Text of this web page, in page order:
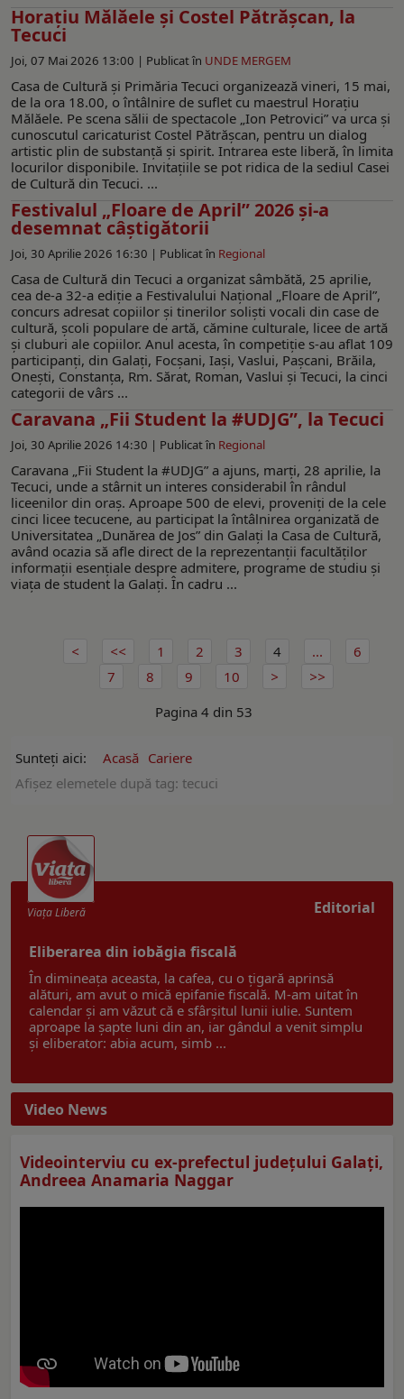
Horațiu Mălăele și Costel Pătrășcan, la
Tecuci
Joi, 07 Mai 2026 13:00 | Publicat în UNDE MERGEM
Casa de Cultură și Primăria Tecuci organizează vineri, 15 mai,
de la ora 18.00, o întâlnire de suflet cu maestrul Horațiu
Mălăele. Pe scena sălii de spectacole „Ion Petrovici” va urca și
cunoscutul caricaturist Costel Pătrășcan, pentru un dialog
artistic plin de substanță și spirit. Intrarea este liberă, în limita
locurilor disponibile. Invitațiile se pot ridica de la sediul Casei
de Cultură din Tecuci. ...
Festivalul „Floare de April” 2026 și-a
desemnat câștigătorii
Joi, 30 Aprilie 2026 16:30 | Publicat în Regional
Casa de Cultură din Tecuci a organizat sâmbătă, 25 aprilie,
cea de-a 32-a ediție a Festivalului Național „Floare de April”,
concurs adresat copiilor și tinerilor soliști vocali din case de
cultură, școli populare de artă, cămine culturale, licee de artă
şi cluburi ale copiilor. Anul acesta, în competiţie s-au aflat 109
participanți, din Galați, Focșani, Iași, Vaslui, Pașcani, Brăila,
Onești, Constanța, Rm. Sărat, Roman, Vaslui și Tecuci, la cinci
categorii de vârs ...
Caravana „Fii Student la #UDJG”, la Tecuci
Joi, 30 Aprilie 2026 14:30 | Publicat în Regional
Caravana „Fii Student la #UDJG” a ajuns, marţi, 28 aprilie, la
Tecuci, unde a stârnit un interes considerabil în rândul
liceenilor din oraș. Aproape 500 de elevi, proveniți de la cele
cinci licee tecucene, au participat la întâlnirea organizată de
Universitatea „Dunărea de Jos” din Galați la Casa de Cultură,
având ocazia să afle direct de la reprezentanții facultăților
informații esențiale despre admitere, programe de studiu și
viața de student la Galați. În cadru ...
1 2 3 4 ...
6
7
8 9
10
Pagina 4 din 53
Sunteți aici: Acasă Cariere
Afişez elemetele după tag: tecuci
Editorial
Viaţa Liberă
Eliberarea din iobăgia fiscală
În dimineața aceasta, la cafea, cu o țigară aprinsă
alături, am avut o mică epifanie fiscală. M-am uitat în
calendar și am văzut că e sfârșitul lunii iulie. Suntem
aproape la șapte luni din an, iar gândul a venit simplu
și eliberator: abia acum, simb ...
Video News
Videointerviu cu ex-prefectul judeţului Galaţi,
Andreea Anamaria Naggar